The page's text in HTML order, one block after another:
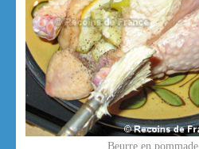
Beurre en pommade